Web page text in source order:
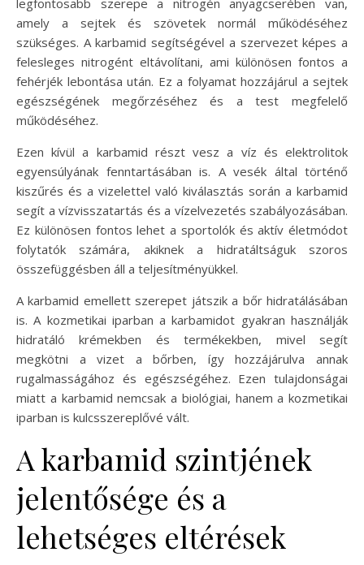
legfontosabb szerepe a nitrogén anyagcserében van,
amely a sejtek és szövetek normál működéséhez
szükséges. A karbamid segítségével a szervezet képes a
felesleges nitrogént eltávolítani, ami különösen fontos a
fehérjék lebontása után. Ez a folyamat hozzájárul a sejtek
egészségének megőrzéséhez és a test megfelelő
működéséhez.
Ezen kívül a karbamid részt vesz a víz és elektrolitok
egyensúlyának fenntartásában is. A vesék által történő
kiszűrés és a vizelettel való kiválasztás során a karbamid
segít a vízvisszatartás és a vízelvezetés szabályozásában.
Ez különösen fontos lehet a sportolók és aktív életmódot
folytatók számára, akiknek a hidratáltságuk szoros
összefüggésben áll a teljesítményükkel.
A karbamid emellett szerepet játszik a bőr hidratálásában
is. A kozmetikai iparban a karbamidot gyakran használják
hidratáló krémekben és termékekben, mivel segít
megkötni a vizet a bőrben, így hozzájárulva annak
rugalmasságához és egészségéhez. Ezen tulajdonságai
miatt a karbamid nemcsak a biológiai, hanem a kozmetikai
iparban is kulcsszereplővé vált.
A karbamid szintjének
jelentősége és a
lehetséges eltérések